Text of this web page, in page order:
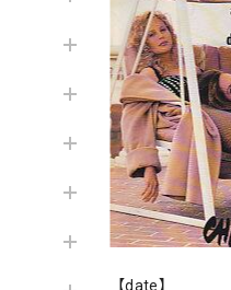
【date】